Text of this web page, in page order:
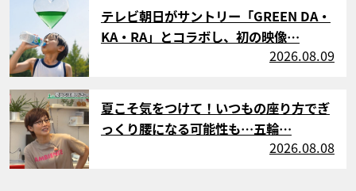
テレビ朝日がサントリー「GREEN DA・
KA・RA」とコラボし、初の映像…
2026.08.09
サムネイル
夏こそ気をつけて！いつもの座り方でぎ
っくり腰になる可能性も…五輪…
2026.08.08